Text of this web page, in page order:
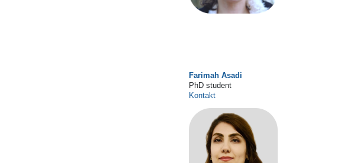
Farimah Asadi
PhD student
Kontakt